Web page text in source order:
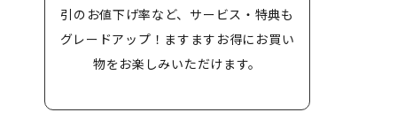
引のお値下げ率など、サービス・特典も
グレードアップ！ますますお得にお買い
物をお楽しみいただけます。